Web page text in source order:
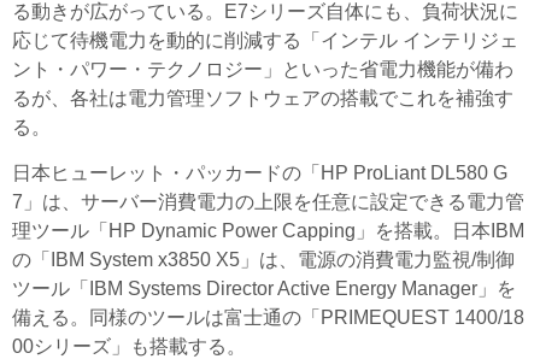
る動きが広がっている。E7シリーズ自体にも、負荷状況に
応じて待機電力を動的に削減する「インテル インテリジェ
ント・パワー・テクノロジー」といった省電力機能が備わ
るが、各社は電力管理ソフトウェアの搭載でこれを補強す
る。
日本ヒューレット・パッカードの「HP ProLiant DL580 G
7」は、サーバー消費電力の上限を任意に設定できる電力管
理ツール「HP Dynamic Power Capping」を搭載。日本IBM
の「IBM System x3850 X5」は、電源の消費電力監視/制御
ツール「IBM Systems Director Active Energy Manager」を
備える。同様のツールは富士通の「PRIMEQUEST 1400/18
00シリーズ」も搭載する。